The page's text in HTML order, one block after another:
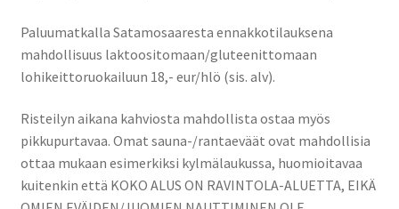
Paluumatkalla Satamosaaresta ennakkotilauksena
mahdollisuus laktoositomaan/gluteenittomaan
lohikeittoruokailuun 18,- eur/hlö (sis. alv).
Risteilyn aikana kahviosta mahdollista ostaa myös
pikkupurtavaa. Omat sauna-/rantaeväät ovat mahdollisia
ottaa mukaan esimerkiksi kylmälaukussa, huomioitavaa
kuitenkin että KOKO ALUS ON RAVINTOLA-ALUETTA, EIKÄ